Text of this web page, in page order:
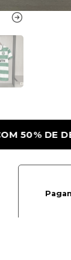
LEVA A 2ª